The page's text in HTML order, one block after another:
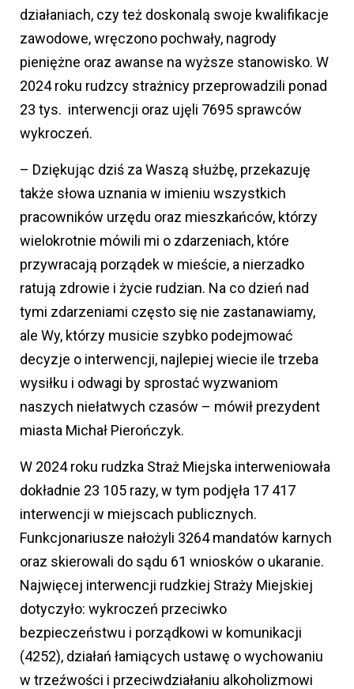
działaniach, czy też doskonalą swoje kwalifikacje
zawodowe, wręczono pochwały, nagrody
pieniężne oraz awanse na wyższe stanowisko. W
2024 roku rudzcy strażnicy przeprowadzili ponad
23 tys. interwencji oraz ujęli 7695 sprawców
wykroczeń.
– Dziękując dziś za Waszą służbę, przekazuję
także słowa uznania w imieniu wszystkich
pracowników urzędu oraz mieszkańców, którzy
wielokrotnie mówili mi o zdarzeniach, które
przywracają porządek w mieście, a nierzadko
ratują zdrowie i życie rudzian. Na co dzień nad
tymi zdarzeniami często się nie zastanawiamy,
ale Wy, którzy musicie szybko podejmować
decyzje o interwencji, najlepiej wiecie ile trzeba
wysiłku i odwagi by sprostać wyzwaniom
naszych niełatwych czasów – mówił prezydent
miasta Michał Pierończyk.
W 2024 roku rudzka Straż Miejska interweniowała
dokładnie 23 105 razy, w tym podjęła 17 417
interwencji w miejscach publicznych.
Funkcjonariusze nałożyli 3264 mandatów karnych
oraz skierowali do sądu 61 wniosków o ukaranie.
Najwięcej interwencji rudzkiej Straży Miejskiej
dotyczyło: wykroczeń przeciwko
bezpieczeństwu i porządkowi w komunikacji
(4252), działań łamiących ustawę o wychowaniu
w trzeźwości i przeciwdziałaniu alkoholizmowi